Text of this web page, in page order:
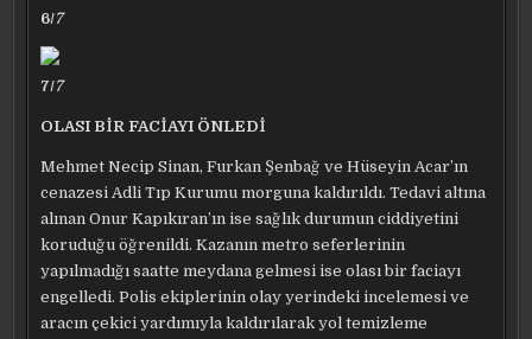
6/7
7/7
OLASI BİR FACİAYI ÖNLEDİ
Mehmet Necip Sinan, Furkan Şenbağ ve Hüseyin Acar’ın
cenazesi Adli Tıp Kurumu morguna kaldırıldı. Tedavi altına
alınan Onur Kapıkıran’ın ise sağlık durumun ciddiyetini
koruduğu öğrenildi. Kazanın metro seferlerinin
yapılmadığı saatte meydana gelmesi ise olası bir faciayı
engelledi. Polis ekiplerinin olay yerindeki incelemesi ve
aracın çekici yardımıyla kaldırılarak yol temizleme